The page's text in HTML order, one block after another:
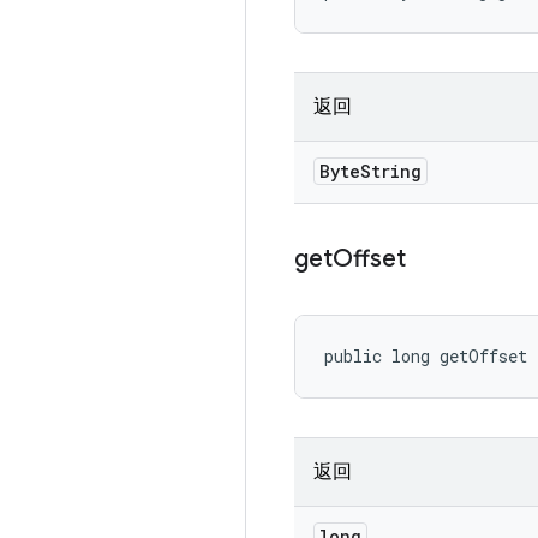
返回
ByteString
getOffset
public long
返回